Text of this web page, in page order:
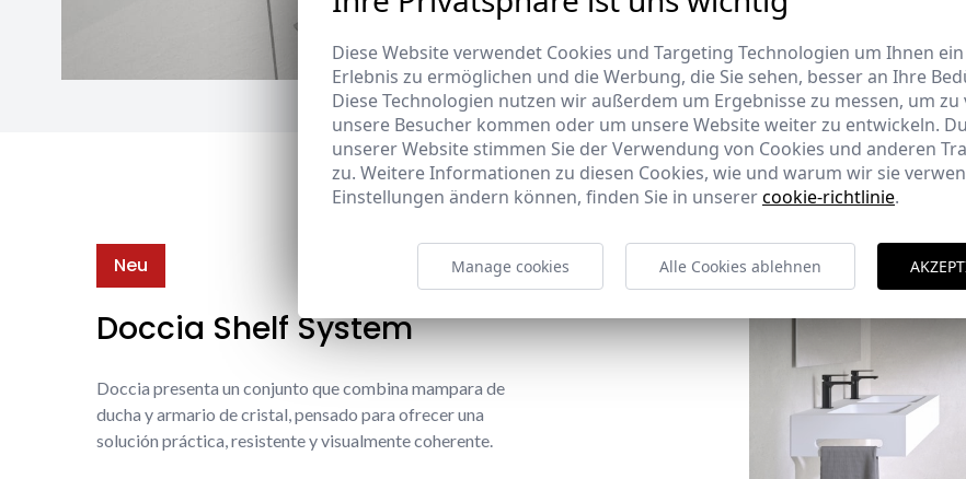
Neu
Doccia Shelf System
Doccia presenta un conjunto que combina mampara de
ducha y armario de cristal, pensado para ofrecer una
solución práctica, resistente y visualmente coherente.
Diese Website verwendet Cookies und Targeting Technologien um Ihnen
Erlebnis zu ermöglichen und die Werbung, die Sie sehen, besser an Ihre
Diese Technologien nutzen wir außerdem um Ergebnisse zu messen, um
unsere Besucher kommen oder um unsere Website weiter zu entwickeln.
unserer Website stimmen Sie der Verwendung von Cookies und anderen
zu. Weitere Informationen zu diesen Cookies, wie und warum wir sie
Einstellungen ändern können, finden Sie in unserercookie-richtlinie.
Manage cookies Alle Cookies ablehnen